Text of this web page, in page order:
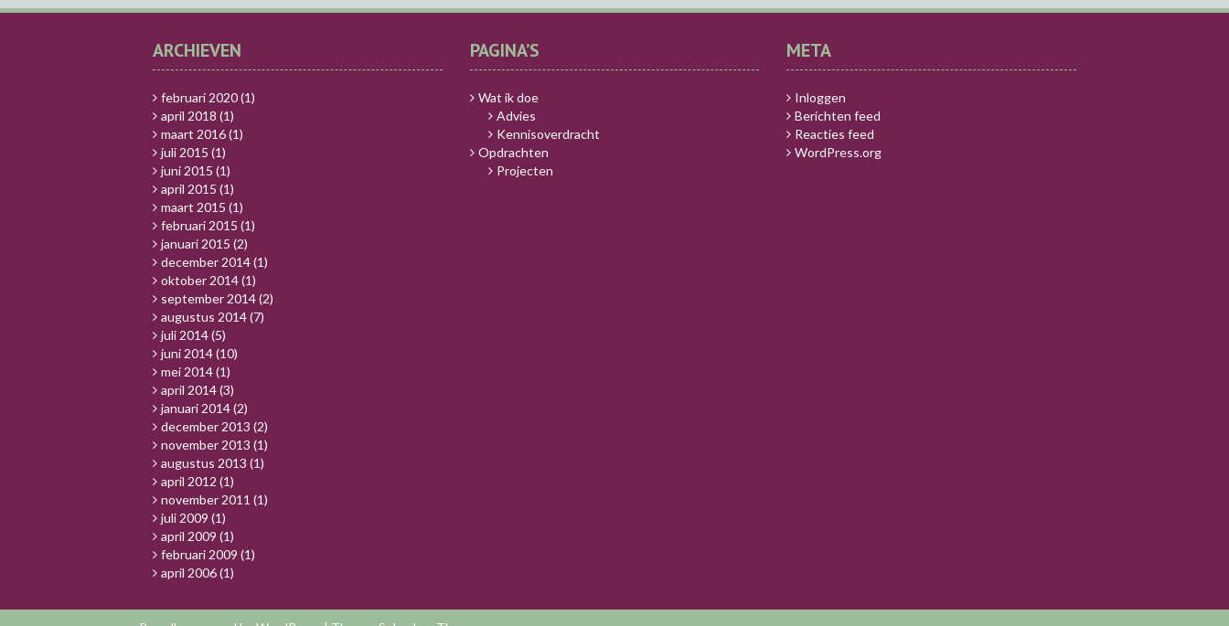
ARCHIEVEN
februari 2020(1)
april 2018 (1)
maart 2016(1)
juli 2015 (1)
juni 2015 (1)
april 2015 (1)
maart 2015 (1)
februari 2015 (1)
januari 2015 (2)
december 2014(1)
oktober 2014(1)
september 2014(2)
augustus 2014(7)
juli 2014(5)
juni 2014(10)
mei 2014(1)
april 2014(3)
januari 2014(2)
december 2013 (2)
november 2013 (1)
augustus 2013 (1)
april 2012 (1)
november 2011 (1)
juli 2009 (1)
april 2009 (1)
februari 2009 (1)
april 2006(1)
PAGINA’S
Wat ik doe
Advies
Kennisoverdracht
Opdrachten
Projecten
META
Inloggen
Berichten feed
Reacties feed
WordPress.org